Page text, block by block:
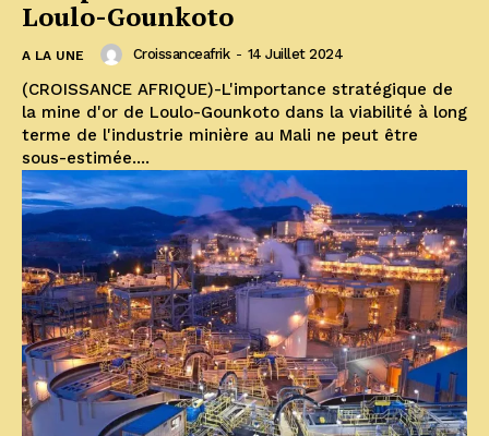
Loulo-Gounkoto
A LA UNE Croissanceafrik - 14 Juillet 2024
(CROISSANCE AFRIQUE)-L'importance stratégique de
la mine d'or de Loulo-Gounkoto dans la viabilité à long
terme de l'industrie minière au Mali ne peut être
sous-estimée....